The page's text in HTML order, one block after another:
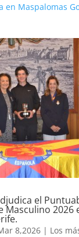
en Maspalomas
el
Masculino 2026
8,2026| Los